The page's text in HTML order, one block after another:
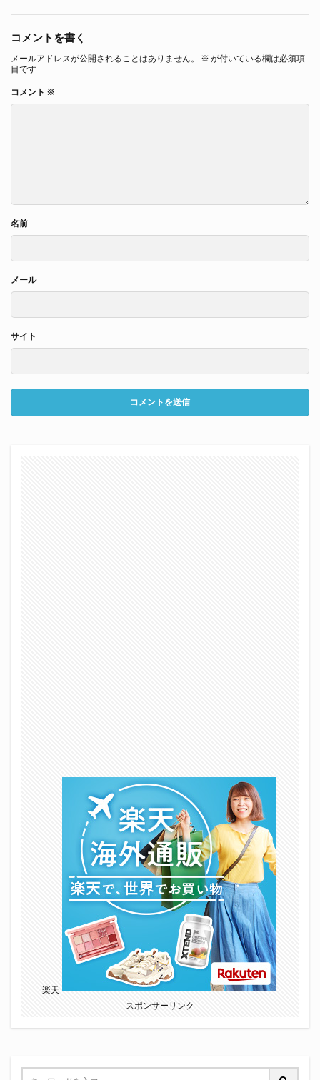
コメントを書く
メールアドレスが公開されることはありません。 ※ が付いている欄は必須項
目です
コメント ※
名前
メール
サイト
楽天
スポンサーリンク